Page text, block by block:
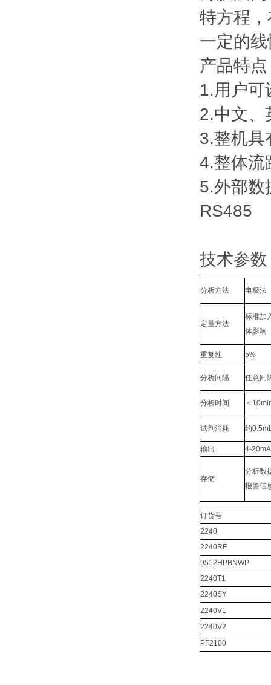
特方程
一定的
产品特
1.用户可
2.中文、
3.整机具
4.整体流
5.外部数
RS485
技术参数
分析方法 电极法
定量方法
标准加
体影响
重复性 5%
分析间隔 任意间
分析时间 ＜
试剂消耗 约
输出 4-
存储
分析数
报警信
订货号
2240
2240RE
9512HPBNWP
2240T1
2240SY
2240V1
2240V2
PF2100